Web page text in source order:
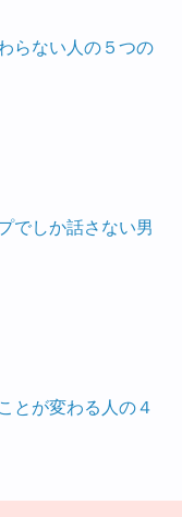
らない人の５つの
でしか話さない男
とが変わる人の４